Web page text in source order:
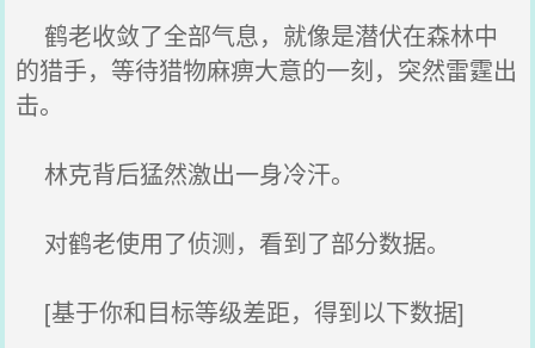
鹤老收敛了全部气息，就像是潜伏在森林中
的猎手，等待猎物麻痹大意的一刻，突然雷霆出
击。
林克背后猛然激出一身冷汗。
对鹤老使用了侦测，看到了部分数据。
[基于你和目标等级差距，得到以下数据]